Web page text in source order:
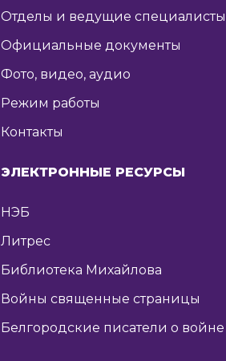
Отделы и ведущие специалисты
Официальные документы
Фото, видео, аудио
Режим работы
Контакты
ЭЛЕКТРОННЫЕ РЕСУРСЫ
НЭБ
Литрес
Библиотека Михайлова
Войны священные страницы
Белгородские писатели о войне